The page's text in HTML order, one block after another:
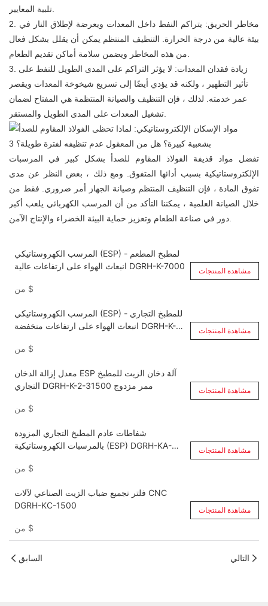
تلبية المعايير.
2. مخاطر الحريق: يتراكم النفط داخل المعدات ويعرضة لإطلاق النار في
بيئة عالية من درجة الحرارة. التنظيف المنتظم يمكن أن يقلل بشكل فعال
من هذه المخاطر ويضمن سلامة أماكن تقديم الطعام.
3. زيادة فقدان المعدات: لا يؤثر التراكم على المدى الطويل للنفط على
تأثير التطهير ، ولكنه قد يؤدي أيضًا إلى تسريع شيخوخة المعدات ويقصر
عمر خدمته. لذلك ، فإن التنظيف والصيانة المنتظمة هي المفتاح لضمان
تشغيل المعدات على المدى الطويل والمستقر.
تفضل مواد قذيفة الفولاذ المقاوم للصدأ بشكل كبير في المرسبات
الإلكتروستاتيكية بسبب أدائها المتفوق. ومع ذلك ، بغض النظر عن مدى
تفوق المادة ، فإن التنظيف المنتظم وصيانة الجهاز أمر ضروري. فقط من
خلال الصيانة العلمية ، يمكننا التأكد من أن المرسب الكهربائي يلعب أكبر
دور في صناعة الطعام وتعزيز حماية البيئة الخضراء والإنتاج الآمن.
المرسب الكهروستاتيكي (ESP) لمطبخ المطعم -
انبعاث الهواء على ارتفاعات عالية DGRH-K-7000
$
مشاهدة المنتجات
المرسب الكهروستاتيكي (ESP) للمطبخ التجاري -
انبعاث الهواء على ارتفاعات منخفضة DGRH-K-2-
$
مشاهدة المنتجات
معدل إزالة الدخان ESP آلة دخان الزيت للمطبخ
التجاري DGRH-K-2-31500 ممر مزدوج
$
مشاهدة المنتجات
شفاطات عادم المطبخ التجاري المزودة
بالمرسبات الكهروستاتيكية (ESP) DGRH-KA-
$
مشاهدة المنتجات
فلتر تجميع ضباب الزيت الصناعي لآلات CNC
DGRH-KC-1500
$
مشاهدة المنتجات
السابق التالي